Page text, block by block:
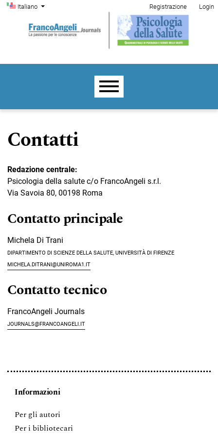
Salta al menu principale di navigazione
Salta al contenuto principale
Salta al piè di pagina del sito
Cambia la lingua. La lingua corrente è:
Italiano
Menu di amministrazione
Registrazione Login
Menu principale
Contatti
Redazione centrale:
Psicologia della salute c/o FrancoAngeli s.r.l.
Via Savoia 80, 00198 Roma
Contatto principale
Michela Di Trani
Dipartimento di Scienze della Salute, Università di Firenze
michela.ditrani@uniroma1.it
Contatto tecnico
FrancoAngeli Journals
journals@francoangeli.it
Informazioni
Per gli autori
Per i bibliotecari